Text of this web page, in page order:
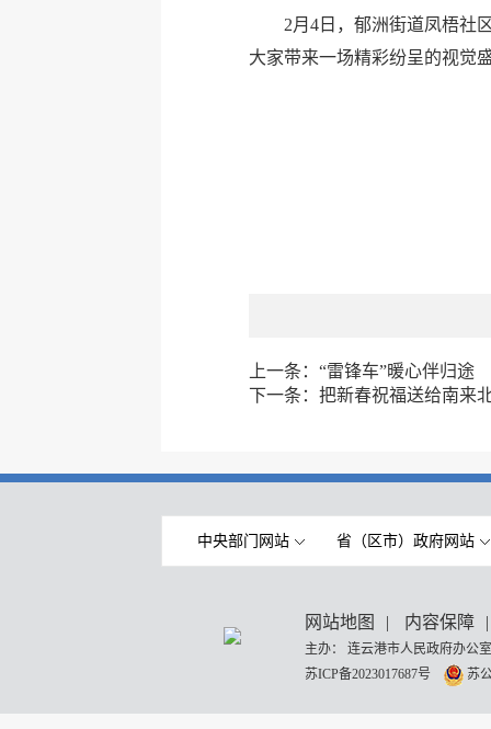
2月4日，郁洲街道凤梧社
大家带来一场精彩纷呈的视觉
上一条： “雷锋车”暖心伴归途
下一条： 把新春祝福送给南来
中央部门网站 省（区市）政府网站
网站地图 | 内容保障 |
主办： 连云港市人民政府办
苏ICP备2023017687号
苏